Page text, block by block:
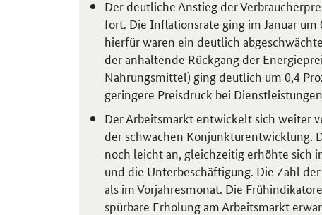
Der deutliche Anstieg der
fort. Die Inflationsrate ging im Januar um
hierfür waren ein deutlich
der anhaltende Rückgang der
Nahrungsmittel) ging deutlich um 0,4
geringere Preisdruck bei
Der Arbeitsmarkt entwickelt sich weiter
der schwachen Konjunkturentwicklung.
noch leicht an, gleichzeitig erhöhte sich
und die Unterbeschäftigung. Die Zahl
als im Vorjahresmonat. Die
spürbare Erholung am Arbeitsmarkt